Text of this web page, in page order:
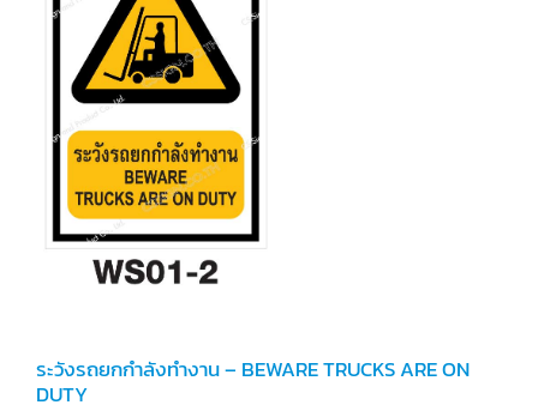
ระวังรถยกกำลังทำงาน – BEWARE TRUCKS ARE ON
DUTY